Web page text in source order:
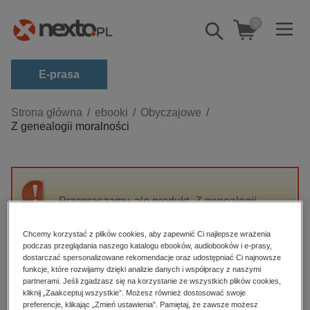
Pokaż/schowaj
wyszukiwarkę
0
E-prasa
Kategorie
Zobacz wszystkie E-prasa
budownictwo, aranżacja wnętrz
darmowe wydania
edukacja
hobby, sport, rozrywka
komputery, internet, technologie, informatyka
Strona główna ebooki
Obyczajowe
Z genealogii moralności
Przepraszamy, ale produkt „Z genealogii
High-contrast mode
Polecane
Chcemy korzystać z plików cookies, aby zapewnić Ci najlepsze wrażenia
podczas przeglądania naszego katalogu ebooków, audiobooków i e-prasy,
dostarczać spersonalizowane rekomendacje oraz udostępniać Ci najnowsze
funkcje, które rozwijamy dzięki analizie danych i współpracy z naszymi
partnerami. Jeśli zgadzasz się na korzystanie ze wszystkich plików cookies,
kliknij „Zaakceptuj wszystkie”. Możesz również dostosować swoje
preferencje, klikając „Zmień ustawienia”. Pamiętaj, że zawsze możesz